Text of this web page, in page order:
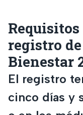
registro
Bienestar
El registro
cinco días y